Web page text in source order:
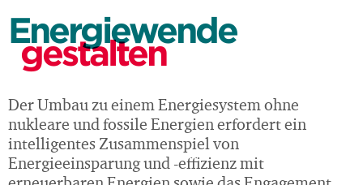
Energiewende
gestalten
Der Umbau zu einem Energiesystem ohne
nukleare und fossile Energien erfordert ein
intelligentes Zusammenspiel von
Energieeinsparung und -effizienz mit